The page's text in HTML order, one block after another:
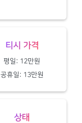
티시 가격
평일: 12만원
공휴일: 13만원
상태